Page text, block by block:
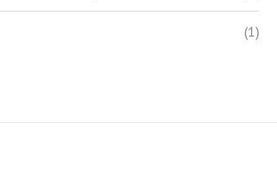
(1)